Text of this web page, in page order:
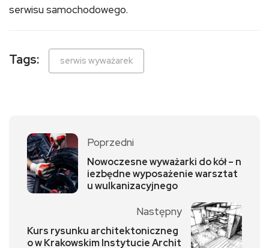
serwisu samochodowego.
Tags: serwis wyważarek
Poprzedni
Nowoczesne wyważarki do kół – n
iezbędne wyposażenie warsztat
u wulkanizacyjnego
Następny
Kurs rysunku architektoniczneg
o w Krakowskim Instytucie Archit